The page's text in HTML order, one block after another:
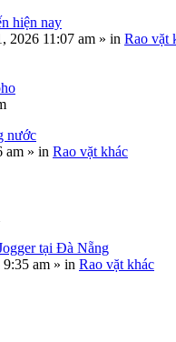
hiện nay
2026 11:07 am » in Rao vặt
nước
am » in Rao vặt khác
tại Đà Nẵng
am » in Rao vặt khác